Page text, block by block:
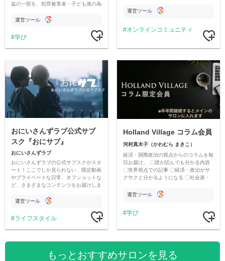
益の一部を、犯罪被害者・子ども達の為
す運営ツール
学び
運営ツール
オンラインコミュニティ
おにいさんずラブ公式サブ
スク『おにサブ』
おにいさんずラブ
おにいさんずラブの公式サブスクがスタ
ート！ここでしか見られない、限定動画
やプライベートな日常、オフショットな
ど、さまざまなコンテンツをお届けしま
運営ツール
ライフスタイル
Holland Village コラム会員
河村真木子（かわむら まきこ）
経済・国際政治の視点からのコラムを毎
日お届け。 〇誰が読んでも分かる内容
〇世界視点での記事 〇経済・政治がサ
クサクと分かるようになる 〇社会派・
運営ツール
学び
もっとおすすめサロンを見る